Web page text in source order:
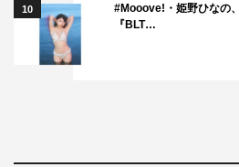
10
#Mooove!・姫野ひなの
『BLT…